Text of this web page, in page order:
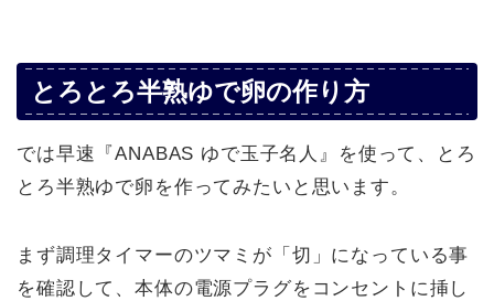
とろとろ半熟ゆで卵の作り方
では早速『ANABAS ゆで玉子名人』を使って、とろ
とろ半熟ゆで卵を作ってみたいと思います。
まず調理タイマーのツマミが「切」になっている事
を確認して、本体の電源プラグをコンセントに挿し